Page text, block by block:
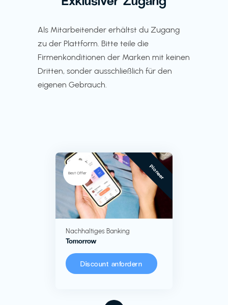
Als Mitarbeitender erhältst du Zugang
zu der Plattform. Bitte teile die
Firmenkonditionen der Marken mit keinen
Dritten, sonder ausschließlich für den
eigenen Gebrauch.
Best Offer Pioneer
Nachhaltiges Banking
Tomorrow
Discount anfordern